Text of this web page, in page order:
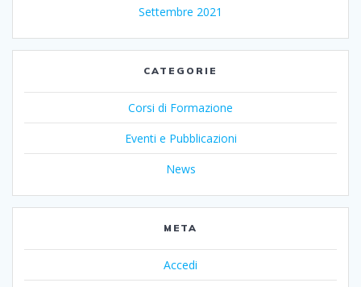
Settembre 2021
CATEGORIE
Corsi di Formazione
Eventi e Pubblicazioni
News
META
Accedi